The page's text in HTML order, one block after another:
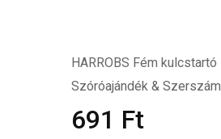
HARROBS Fém kulcstartó
Szóróajándék & Szerszám
691 Ft